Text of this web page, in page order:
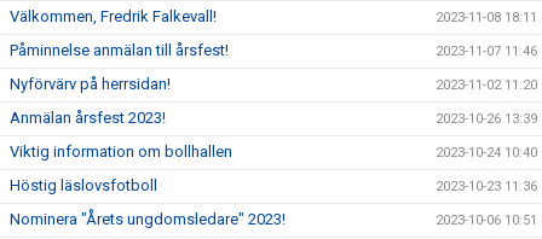
Välkommen, Fredrik Falkevall! 2023-11-08 18:11
Påminnelse anmälan till årsfest! 2023-11-07 11:46
Nyförvärv på herrsidan! 2023-11-02 11:20
Anmälan årsfest 2023! 2023-10-26 13:39
Viktig information om bollhallen 2023-10-24 10:40
Höstig läslovsfotboll 2023-10-23 11:36
Nominera "Årets ungdomsledare" 2023! 2023-10-06 10:51